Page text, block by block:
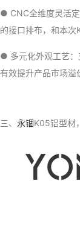
● CNC全维度灵活
的接口排布，和本次
● 多元化外观工艺：
有效提升产品市场溢
三、 永锢K05铝型材